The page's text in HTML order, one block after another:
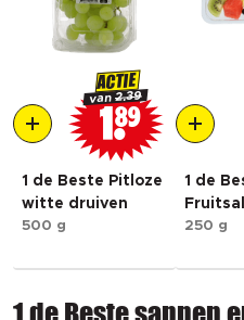
ACTIE
van2.39
1 89
1 de Beste Pitloze
witte druiven
500 g
1 de
250 g
1 de Beste sappen